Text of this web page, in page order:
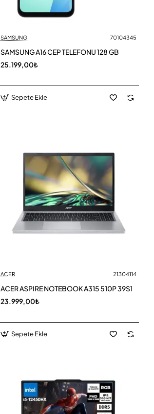
SAMSUNG 70104345
SAMSUNG A16 CEP TELEFONU 128 GB
25.199,00₺
Sepete Ekle
ACER 21304114
ACER ASPIRE NOTEBOOK A315 510P 39S1
23.999,00₺
Sepete Ekle